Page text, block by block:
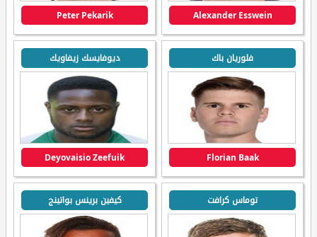
Alexander Esswein
Peter Pekarik
فلوريان باك
Florian Baak
ديوفايسك زيفاويك
Deyovaisio Zeefuik
توماس كرافت كيفين برينس بواتينج